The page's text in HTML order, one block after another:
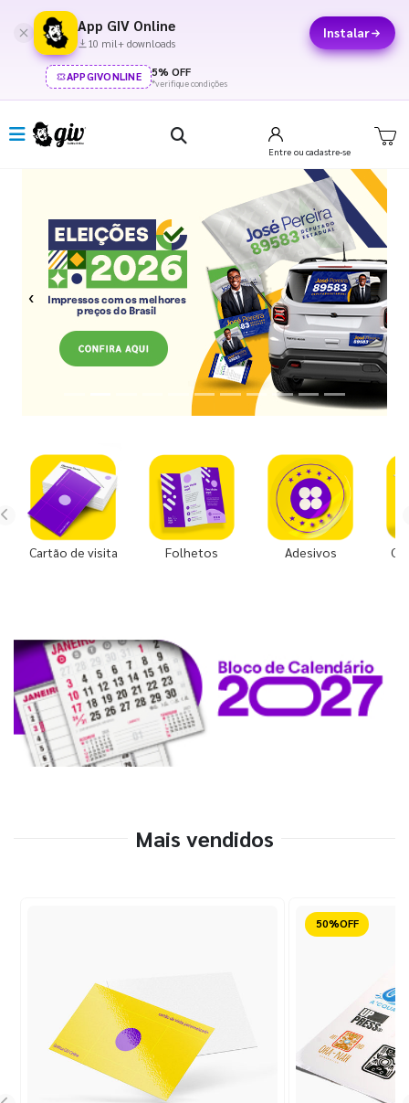
App GIV Online
10 mil+ downloads
Instalar
APPGIVONLINE 5% OFF
*verifique condições
Entre ou cadastre-se
Previous Next
Cartão de visita Folhetos Adesivos
Mais vendidos
Reduzido